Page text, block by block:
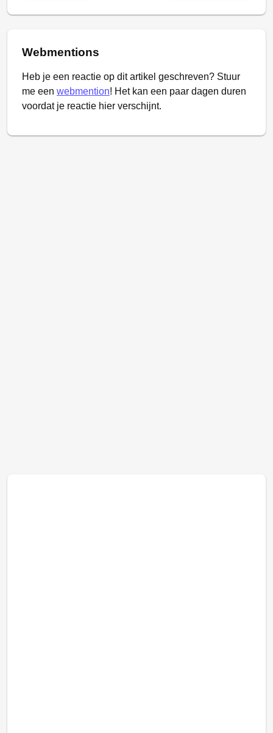
Webmentions
Heb je een reactie op dit artikel geschreven? Stuur
me een webmention! Het kan een paar dagen duren
voordat je reactie hier verschijnt.